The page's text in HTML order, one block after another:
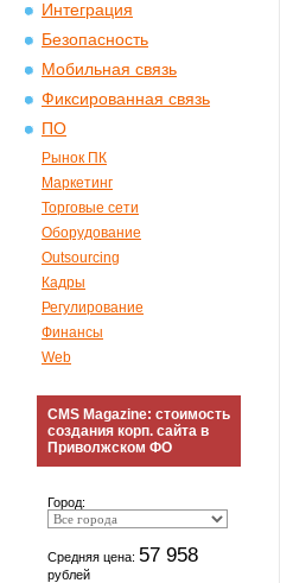
Интеграция
Безопасность
Мобильная связь
Фиксированная связь
ПО
Рынок ПК
Маркетинг
Торговые сети
Оборудование
Outsourcing
Кадры
Регулирование
Финансы
Web
CMS Magazine: стоимость
создания корп. сайта в
Приволжском ФО
Город:
Средняя цена: 57 958
рублей